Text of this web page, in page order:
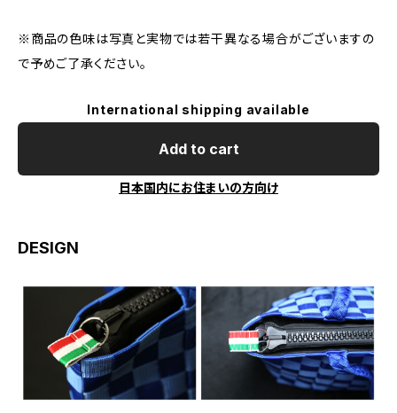
※商品の色味は写真と実物では若干異なる場合がございますの
で予めご了承ください。
International shipping available
Add to cart
日本国内にお住まいの方向け
DESIGN